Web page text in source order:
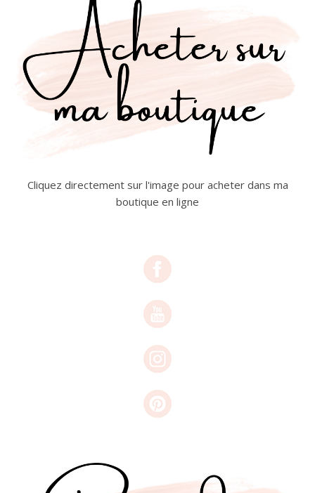
Cliquez directement sur l'image pour acheter dans ma
boutique en ligne